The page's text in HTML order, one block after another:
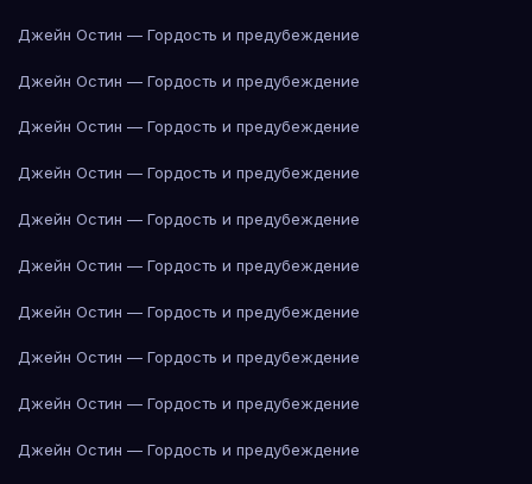
Джейн Остин — Гордость и предубеждение
Джейн Остин — Гордость и предубеждение
Джейн Остин — Гордость и предубеждение
Джейн Остин — Гордость и предубеждение
Джейн Остин — Гордость и предубеждение
Джейн Остин — Гордость и предубеждение
Джейн Остин — Гордость и предубеждение
Джейн Остин — Гордость и предубеждение
Джейн Остин — Гордость и предубеждение
Джейн Остин — Гордость и предубеждение